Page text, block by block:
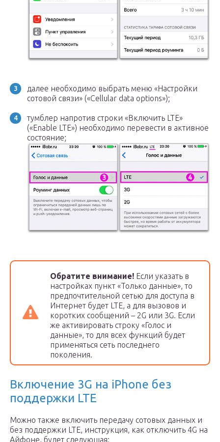
далее необходимо выбрать меню «Настройки
сотовой связи» («Cellular data options»);
тумблер напротив строки «Включить LTE»
(«Enable LTE») необходимо перевести в активное
состояние;
Обратите внимание! Если указать в
настройках пункт «Только данные», то
предпочтительной сетью для доступа в
Интернет будет LTE, а для вызовов и
коротких сообщений – 2G или 3G. Если
же активировать строку «Голос и
данные», то для всех функций будет
применяться сеть последнего
поколения.
Включение 3G на iPhone без
поддержки LTE
Можно также включить передачу сотовых данных и
без поддержки LTE, инструкция, как отключить 4G на
Айфоне, будет следующая: